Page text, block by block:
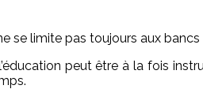
se limite pas toujours aux bancs
peut être à la fois